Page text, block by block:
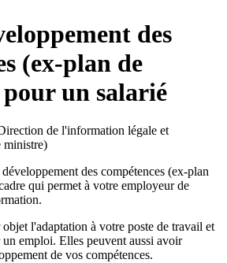
des
(ex-plan de
un salarié
de l'information légale et
ministre)
des compétences (ex-plan
qui permet à votre employeur de
l'adaptation à votre poste de travail et
emploi. Elles peuvent aussi avoir
de vos compétences.